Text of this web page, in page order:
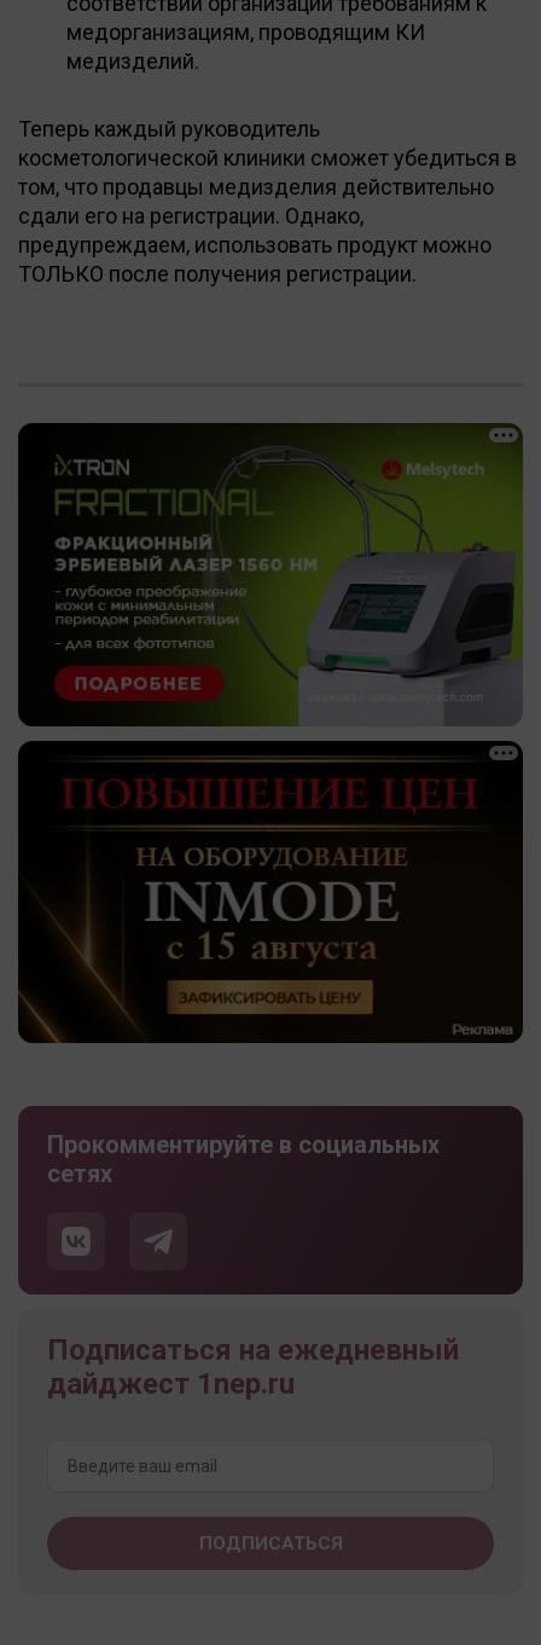
медорганизациям, проводящим КИ
медизделий.
Теперь каждый руководитель
косметологической клиники сможет убедиться в
том, что продавцы медизделия действительно
сдали его на регистрации. Однако,
предупреждаем, использовать продукт можно
ТОЛЬКО после получения регистрации.
Прокомментируйте в социальных
сетях
Подписаться на ежедневный
дайджест 1nep.ru